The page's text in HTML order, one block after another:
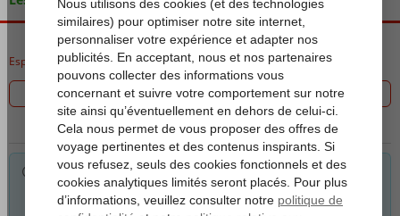
Espagne Îles Canaries Fuerteventura Bingo Fuerteventura
Filtrez les 0 offres
Pour les critères sélectionnés, nous avons pas le choix. Astuce:
Vous pouvez supprimer un ou plusieurs critères pour encore
des possibilités.